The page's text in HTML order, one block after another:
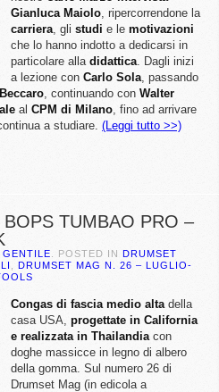
Gianluca Maiolo, ripercorrendone la
carriera, gli studi e le motivazioni
che lo hanno indotto a dedicarsi in
particolare alla didattica. Dagli inizi
a lezione con Carlo Sola, passando
, continuando con Walter
al CPM di Milano, fino ad arrivare
a studiare. (Leggi tutto >>)
TUMBAO PRO –
. POSTED IN DRUMSET
DRUMSET MAG N. 26 – LUGLIO-
Congas di fascia medio altadella
casa USA, progettate in California
e realizzata in Thailandiacon
doghe massicce in legno di albero
della gomma. Sul numero 26 di
Drumset Mag (in edicola a